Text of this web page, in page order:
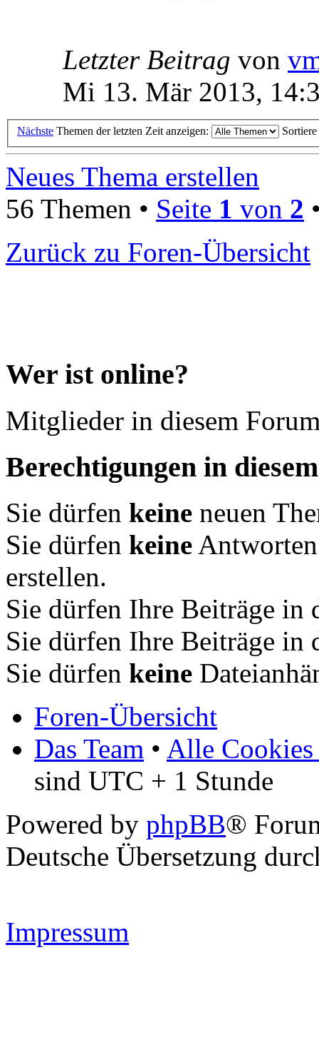
Letzter Beitrag von
Mi 13. Mär 2013,
Nächste Themen der letzten Zeit anzeigen:
Neues Thema erstellen
56 Themen • Seite 1 von 2
Zurück zu Foren-Übersicht
Wer ist online?
Mitglieder in diesem
Berechtigungen in
Sie dürfen keine neuen
Sie dürfen keine
erstellen.
Sie dürfen Ihre Beiträge in
Sie dürfen Ihre Beiträge in
Sie dürfen keine
Foren-Übersicht
Das Team • Alle Cookies
sind UTC + 1 Stunde
Powered by phpBB®
Deutsche Übersetzung
Impressum